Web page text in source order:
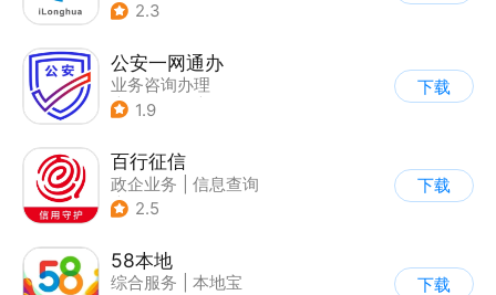
2.3
公安一网通办
业务咨询办理
| 政企业务
1.9
下载
百行征信
政企业务
信息查询
| 业务咨询办理
2.5
下载
58本地
综合服务
本地宝
下载